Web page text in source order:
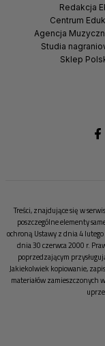
Redakcja
Centrum
Agencja
Studia
Sklep
Treści, znajdujące się w
poszczególne elementy
ochroną Ustawy z dnia 4
dnia 30 czerwca 2000 r.
poprzedzającym
Jakiekolwiek kopiowanie,
materiałów zamieszczonych